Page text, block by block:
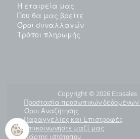
Η εταιρεία μας
Που θα μας βρείτε
Όροι συναλλαγών
Τρόποι πληρωμής
Copyright © 2026 Ecosales
Προστασία προσωπικών δεδομένων
Όροι Αναζήτησης
Παραγγελίες και Επιστροφές
Επικοινωνήστε μαζί μας
Χάρτης ιστότοπου